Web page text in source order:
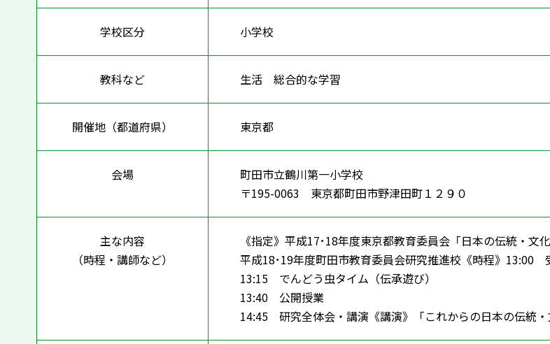
学校区分 小学校
教科など 生活 総合的な学習
開催地（都道府県） 東京都
会場
町田市立鶴川第一小学校
〒195-0063 東京都町田市野津田町１２９０
主な内容
（時程・講師など）
《指定》平成17･18年度東京都教育委員会「日本の伝統・文
平成18･19年度町田市教育委員会研究推進校《時程》13:00
13:15 でんどう虫タイム（伝承遊び）
13:40 公開授業
14:45 研究全体会・講演《講演》
「これからの日本の伝統